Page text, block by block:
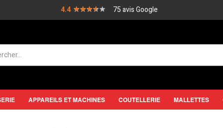
4.4 ★★★★★
★★★★★ 75 avis Google
APPAREILS ET MACHINES COUTELLERIE MALLETTES